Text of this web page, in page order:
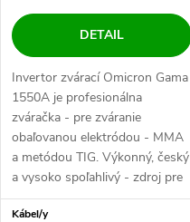
DETAIL
Invertor zvárací Omicron Gama
1550A je profesionálna
zváračka - pre zváranie
obaľovanou elektródou - MMA
a metódou TIG. Výkonný, český
a vysoko spoľahlivý - zdroj pre
všetky...
Kábel/y